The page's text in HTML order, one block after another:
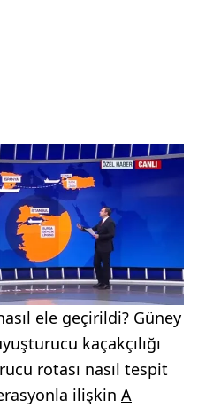
ele geçirildi? Güney
kaçakçılığı
rotası nasıl tespit
ilişkin A